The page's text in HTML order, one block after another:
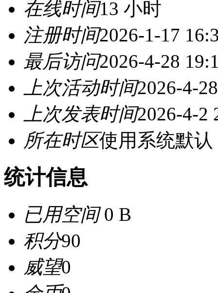
在线时间13 小时
注册时间2026-1-17
最后访问2026-4-28
上次活动时间2026-4-
上次发表时间2026-4-2
所在时区使用系统默认
统计信息
已用空间0 B
积分90
威望0